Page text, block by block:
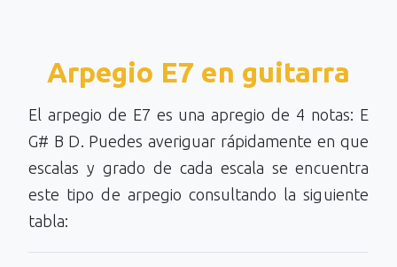
Arpegio E7 en guitarra
El arpegio de E7 es una apregio de 4 notas: E
G# B D. Puedes averiguar rápidamente en que
escalas y grado de cada escala se encuentra
este tipo de arpegio consultando la siguiente
tabla: